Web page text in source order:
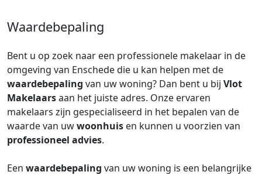
Waardebepaling
Bent u op zoek naar een professionele makelaar in de
omgeving van Enschede die u kan helpen met de
waardebepaling van uw woning? Dan bent u bij Vlot
Makelaarsaan het juiste adres. Onze ervaren
makelaars zijn gespecialiseerd in het bepalen van de
waarde van uwwoonhuis en kunnen u voorzien van
professioneel advies.
Een waardebepaling van uw woning is een belangrijke